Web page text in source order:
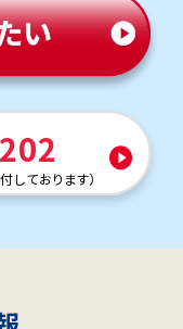
しております）